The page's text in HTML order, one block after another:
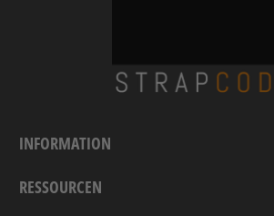
INFORMATION
RESSOURCEN